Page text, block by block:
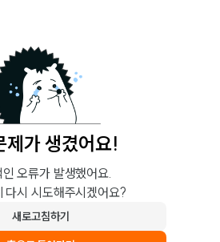
제가 생겼어요!
오류가 발생했어요.
다시 시도해주시겠어요?
새로고침하기